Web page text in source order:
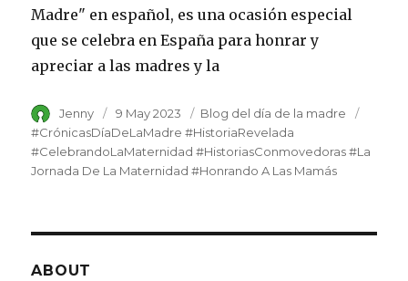
Madre" en español, es una ocasión especial
que se celebra en España para honrar y
apreciar a las madres y la
Author
Jenny
Posted
on
9 May 2023 Category
Blog del día de la madre
#CrónicasDíaDeLaMadre #HistoriaRevelada
#CelebrandoLaMaternidad #HistoriasConmovedoras #La
Jornada De La Maternidad #Honrando A Las Mamás
ABOUT